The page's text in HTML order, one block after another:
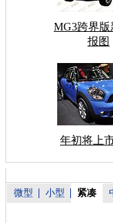
MG3跨界版
报图
年初将上
微型 小型 紧凑